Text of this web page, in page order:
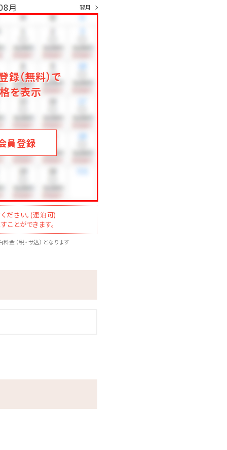
月 翌月
（無料）で
を表示
員登録
ださい。(連泊可)
ことができます。
金（税・サ込）となります